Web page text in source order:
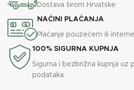
Dostava širom Hrvatske
NAĆINI PLAĆANJA
Plaćanje pouzećem ili
100% SIGURNA KUPNJA
Sigurna i bezbrižna kupnja uz
podataka.